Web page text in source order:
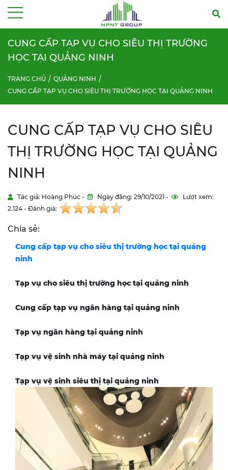
CUNG CẤP TẠP VỤ CHO SIÊU THỊ TRƯỜNG
HỌC TẠI QUẢNG NINH
TRANG CHỦ
QUẢNG NINH
CUNG CẤP TẠP VỤ CHO SIÊU THỊ TRƯỜNG HỌC TẠI QUẢNG NINH
CUNG CẤP TẠP VỤ CHO SIÊU
THỊ TRƯỜNG HỌC TẠI QUẢNG
NINH
Tác giả: Hoàng Phúc - Ngày đăng: 29/10/2021 -
Lượt xem:
2.124 - Đánh giá:
Chia sẻ:
Cung cấp tạp vụ cho siêu thị trường học tại quảng
ninh
Tạp vụ cho siêu thị trường học tại quảng ninh
Cung cấp tạp vụ ngân hàng tại quảng ninh
Tạp vụ ngân hàng tại quảng ninh
Tạp vụ vệ sinh nhà máy tại quảng ninh
Tạp vụ vệ sinh siêu thị tại quảng ninh